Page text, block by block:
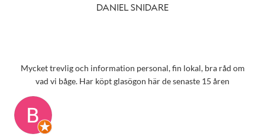
DANIEL SNIDARE
Mycket trevlig och information personal, fin lokal, bra råd om
vad vi båge. Har köpt glasögon här de senaste 15 åren